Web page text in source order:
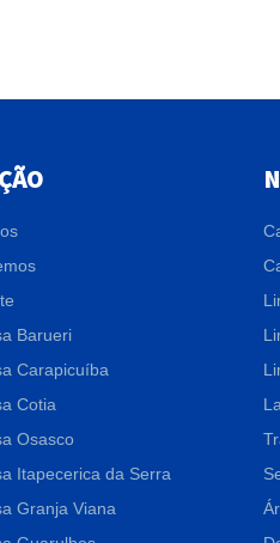
Barueri
Carapicuíba
Cotia
Osasco
Itapecerica da Serra
Granja Viana